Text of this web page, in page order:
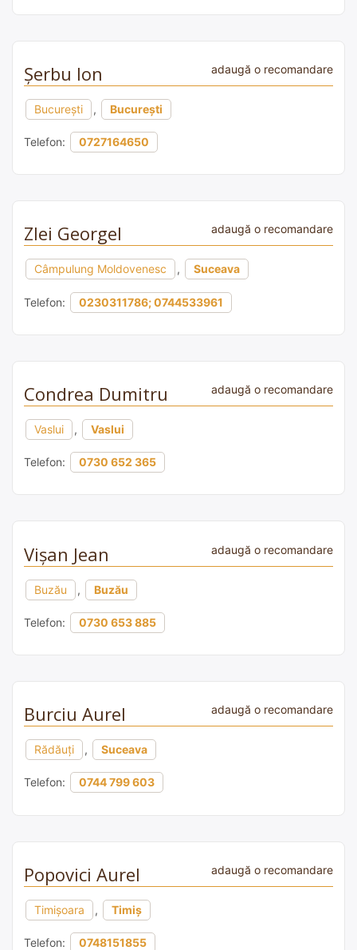
Șerbu Ion adaugă o recomandare
București , București
Telefon: 0727164650
Zlei Georgel adaugă o recomandare
Câmpulung Moldovenesc , Suceava
Telefon: 0230311786; 0744533961
Condrea Dumitru adaugă o recomandare
Vaslui , Vaslui
Telefon: 0730 652 365
Vișan Jean adaugă o recomandare
Buzău , Buzău
Telefon: 0730 653 885
Burciu Aurel adaugă o recomandare
Rădăuți , Suceava
Telefon: 0744 799 603
Popovici Aurel adaugă o recomandare
Timișoara , Timiș
Telefon: 0748151855